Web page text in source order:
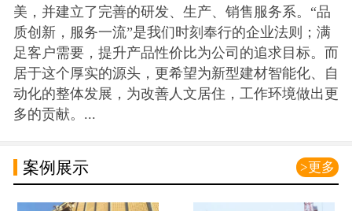
美，并建立了完善的研发、生产、销售服务系。“品
质创新，服务一流”是我们时刻奉行的企业法则；满
足客户需要，提升产品性价比为公司的追求目标。而
居于这个厚实的源头，更希望为新型建材智能化、自
动化的整体发展，为改善人文居住，工作环境做出更
多的贡献。...
>更多
案例展示